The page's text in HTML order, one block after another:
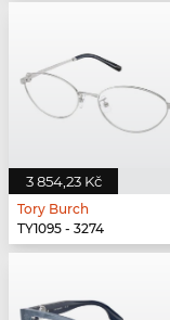
3 854,23 Kč
Tory Burch
TY1095 - 3274